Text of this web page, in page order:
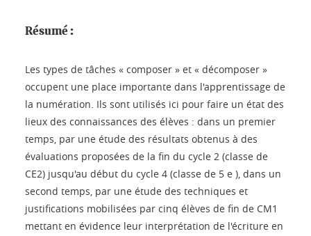
Résumé :
Les types de tâches « composer » et « décomposer »
occupent une place importante dans l'apprentissage de
la numération. Ils sont utilisés ici pour faire un état des
lieux des connaissances des élèves : dans un premier
temps, par une étude des résultats obtenus à des
évaluations proposées de la fin du cycle 2 (classe de
CE2) jusqu'au début du cycle 4 (classe de 5 e ), dans un
second temps, par une étude des techniques et
justifications mobilisées par cinq élèves de fin de CM1
mettant en évidence leur interprétation de l'écriture en